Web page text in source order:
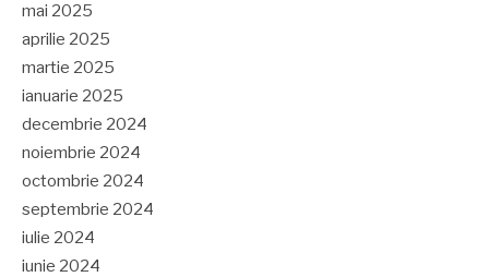
mai 2025
aprilie 2025
martie 2025
ianuarie 2025
decembrie 2024
noiembrie 2024
octombrie 2024
septembrie 2024
iulie 2024
iunie 2024